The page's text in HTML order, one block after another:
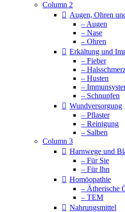
Column 2
Augen, Ohren
– Augen
– Nase
– Ohren
Erkältung und
– Fieber
–
– Husten
–
– Schnupfen
Wundversorgung
– Pflaster
– Reinigung
– Salben
Column 3
Harnwege und
– Für Sie
– Für Ihn
Homöopathie
– Ätherische
– TEM
Nahrungsmittel